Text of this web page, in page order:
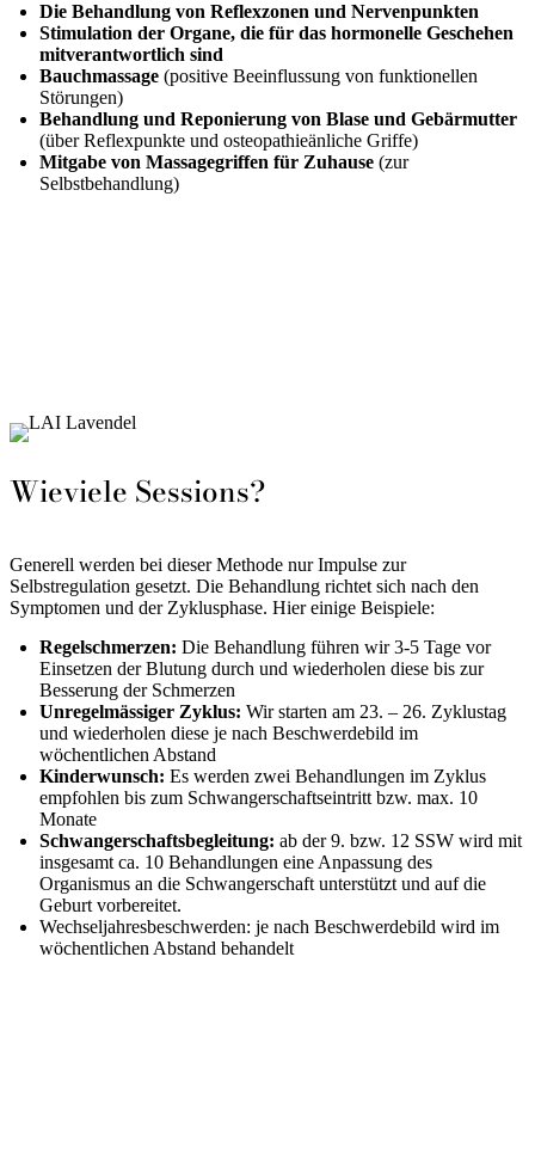
Die Behandlung von Reflexzonen und Nervenpunkten
Stimulation der Organe, die für das hormonelle Geschehen
mitverantwortlich sind
Bauchmassage (positive Beeinflussung von funktionellen
Störungen)
Behandlung und Reponierung von Blase und Gebärmutter
(über Reflexpunkte und osteopathieänliche Griffe)
Mitgabe von Massagegriffen für Zuhause (zur
Selbstbehandlung)
Wieviele Sessions?
Generell werden bei dieser Methode nur Impulse zur
Selbstregulation gesetzt. Die Behandlung richtet sich nach den
Symptomen und der Zyklusphase. Hier einige Beispiele:
Regelschmerzen: Die Behandlung führen wir 3-5 Tage vor
Einsetzen der Blutung durch und wiederholen diese bis zur
Besserung der Schmerzen
Unregelmässiger Zyklus: Wir starten am 23. – 26. Zyklustag
und wiederholen diese je nach Beschwerdebild im
wöchentlichen Abstand
Kinderwunsch: Es werden zwei Behandlungen im Zyklus
empfohlen bis zum Schwangerschaftseintritt bzw. max. 10
Monate
Schwangerschaftsbegleitung: ab der 9. bzw. 12 SSW wird mit
insgesamt ca. 10 Behandlungen eine Anpassung des
Organismus an die Schwangerschaft unterstützt und auf die
Geburt vorbereitet.
Wechseljahresbeschwerden: je nach Beschwerdebild wird im
wöchentlichen Abstand behandelt